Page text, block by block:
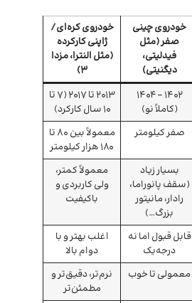
خودروی چینی
صفر (مثل
فیدلیتی،
دیگنیتی)
خودروی کره‌ای/
ژاپنی کارکرده
(مثل النترا، مزدا
۳)
۱۴۰۲ – ۱۴۰۴
(کاملاً نو)
۲۰۱۳ تا ۲۰۱۷ (۷ تا
۱۰ سال کارکرد)
صفر کیلومتر
معمولاً بین ۸۰ تا
۱۸۰ هزار کیلومتر
بسیار زیاد
(سقف پانوراما،
رادار، مانیتور
بزرگ…)
معمولاً کمتر،
ولی کاربردی و
باکیفیت
قابل قبول اما نه
درجه‌یک
اغلب بهتر و با
دوام بالا
معمولی تا خوب
نرم‌تر، دقیق‌تر و
مطمئن‌تر